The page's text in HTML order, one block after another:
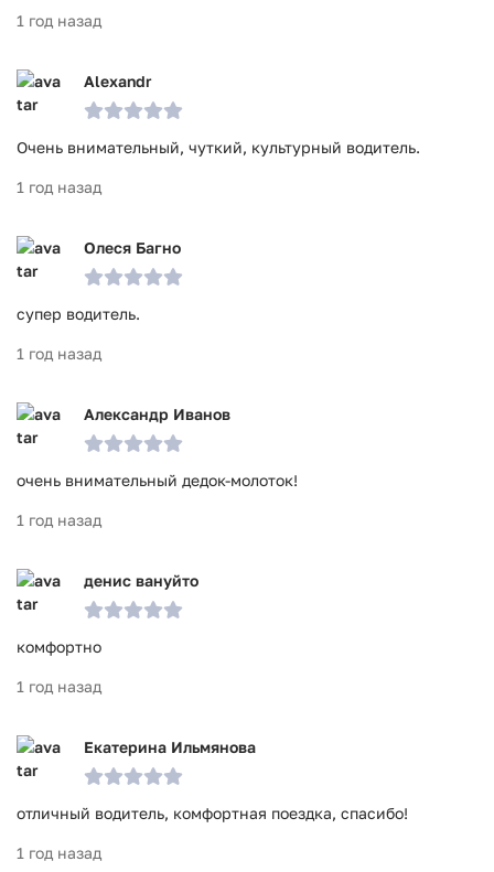
1 год назад
Alexandr
Очень внимательный, чуткий, культурный водитель.
1 год назад
Олеся Багно
супер водитель.
1 год назад
Александр Иванов
очень внимательный дедок-молоток!
1 год назад
денис вануйто
комфортно
1 год назад
Екатерина Ильмянова
отличный водитель, комфортная поездка, спасибо!
1 год назад